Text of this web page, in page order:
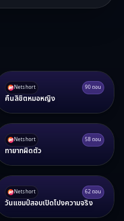
Netshort 90 ตอน
คืนลิขิตหมอหญิง
Netshort 58 ตอน
ทายาทผิดตัว
Netshort 62 ตอน
วันแชมป์สอบเปิดโปงความจริง